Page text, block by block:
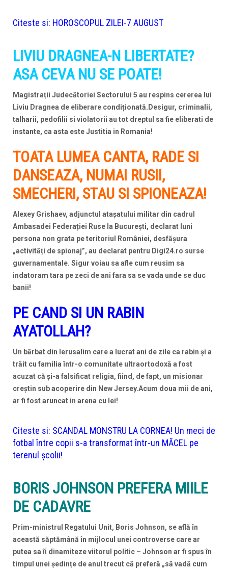
Citeste si: HOROSCOPUL ZILEI-7 AUGUST
LIVIU DRAGNEA-N LIBERTATE?
ASA CEVA NU SE POATE!
Magistrații Judecătoriei Sectorului 5 au respins cererea lui
Liviu Dragnea de eliberare condiționată.Desigur, criminalii,
talharii, pedofilii si violatorii au tot dreptul sa fie eliberati de
instante, ca asta este Justitia in Romania!
TOATA LUMEA CANTA, RADE SI
DANSEAZA, NUMAI RUSII,
SMECHERI, STAU SI SPIONEAZA!
Alexey Grishaev, adjunctul atașatului militar din cadrul
Ambasadei Federației Ruse la București, declarat luni
persona non grata pe teritoriul României, desfășura
„activități de spionaj”, au declarat pentru Digi24.ro surse
guvernamentale. Sigur voiau sa afle cum reusim sa
indatoram tara pe zeci de ani fara sa se vada unde se duc
banii!
PE CAND SI UN RABIN
AYATOLLAH?
Un bărbat din Ierusalim care a lucrat ani de zile ca rabin și a
trăit cu familia într-o comunitate ultraortodoxă a fost
acuzat că și-a falsificat religia, fiind, de fapt, un misionar
creștin sub acoperire din New Jersey.Acum doua mii de ani,
ar fi fost aruncat in arena cu lei!
Citeste si: SCANDAL MONSTRU LA CORNEA! Un meci de
fotbal între copii s-a transformat într-un MĂCEL pe
terenul școlii!
BORIS JOHNSON PREFERA MIILE
DE CADAVRE
Prim-ministrul Regatului Unit, Boris Johnson, se află în
această săptămână în mijlocul unei controverse care ar
putea sa îi dinamiteze viitorul politic – Johnson ar fi spus în
timpul unei ședințe de anul trecut că preferă „să vadă cum